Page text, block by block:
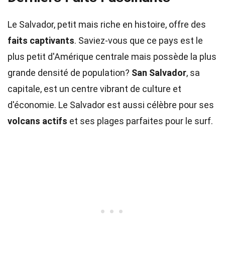
Le Salvador, petit mais riche en histoire, offre des
faits captivants. Saviez-vous que ce pays est le
plus petit d'Amérique centrale mais possède la plus
grande densité de population? San Salvador, sa
capitale, est un centre vibrant de culture et
d'économie. Le Salvador est aussi célèbre pour ses
volcans actifs et ses plages parfaites pour le surf.